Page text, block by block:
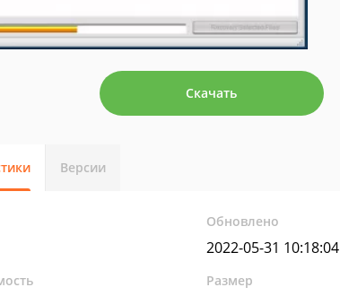
Скачать
Версии
Обновлено
2022-05-31 10:18:04
Размер